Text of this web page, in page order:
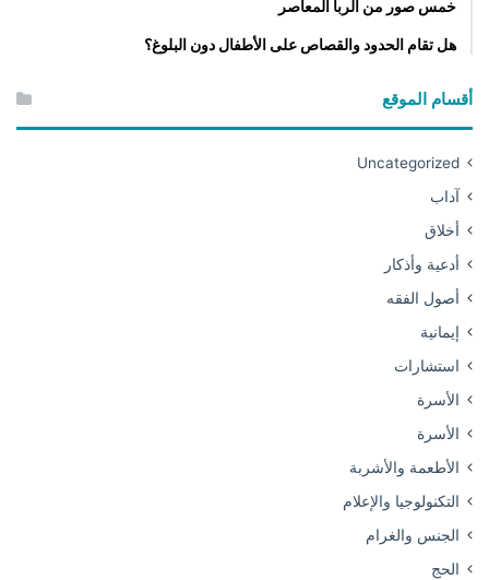
خمس صور من الربا المعاصر
هل تقام الحدود والقصاص على الأطفال دون البلوغ؟
أقسام الموقع
Uncategorized
آداب
أخلاق
أدعية وأذكار
أصول الفقه
إيمانية
استشارات
الأسرة
الأسرة
الأطعمة والأشربة
التكنولوجيا والإعلام
الجنس والغرام
الحج